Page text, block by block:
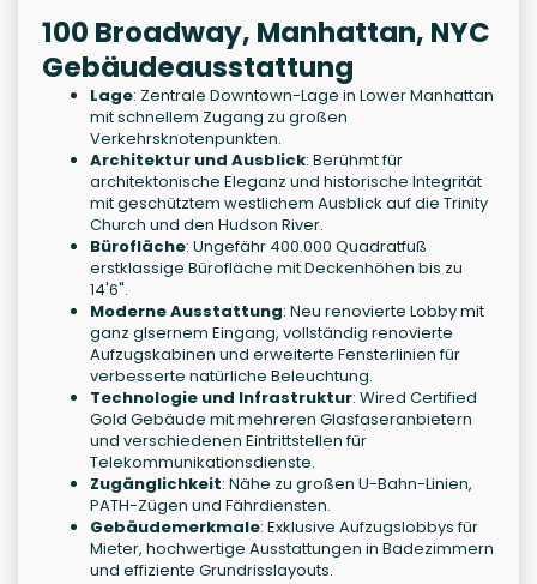
100 Broadway, Manhattan, NYC
Gebäudeausstattung
Lage: Zentrale Downtown-Lage in Lower Manhattan
mit schnellem Zugang zu großen
Verkehrsknotenpunkten.
Architektur und Ausblick: Berühmt für
architektonische Eleganz und historische Integrität
mit geschütztem westlichem Ausblick auf die Trinity
Church und den Hudson River.
Bürofläche: Ungefähr 400.000 Quadratfuß
erstklassige Bürofläche mit Deckenhöhen bis zu
14'6".
Moderne Ausstattung: Neu renovierte Lobby mit
ganz glsernem Eingang, vollständig renovierte
Aufzugskabinen und erweiterte Fensterlinien für
verbesserte natürliche Beleuchtung.
Technologie und Infrastruktur: Wired Certified
Gold Gebäude mit mehreren Glasfaseranbietern
und verschiedenen Eintrittstellen für
Telekommunikationsdienste.
Zugänglichkeit: Nähe zu großen U-Bahn-Linien,
PATH-Zügen und Fährdiensten.
Gebäudemerkmale: Exklusive Aufzugslobbys für
Mieter, hochwertige Ausstattungen in Badezimmern
und effiziente Grundrisslayouts.